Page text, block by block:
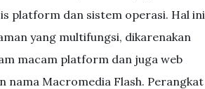
platform dan sistem operasi. Hal ini
yang multifungsi, dikarenakan
macam platform dan juga web
nama Macromedia Flash. Perangkat